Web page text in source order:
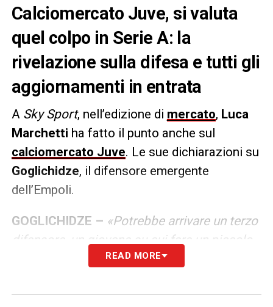
Calciomercato Juve, si valuta
quel colpo in Serie A: la
rivelazione sulla difesa e tutti gli
aggiornamenti in entrata
ASky Sport, nell’edizione di mercato, Luca
Marchetti ha fatto il punto anche sul
calciomercato Juve. Le sue dichiarazioni su
Goglichidze, il difensore emergente
dell’Empoli.
GOGLICHIDZE – «Potrebbe arrivare un terzo
difensore, un giovane su cui fare un piccolo
investimento da 8-10 milioni di euro con un
casa. Il nome? Uno dei nomi è
READ MORE